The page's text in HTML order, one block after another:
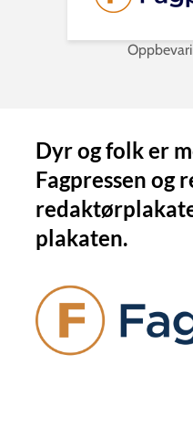
Dyr og folk er
Fagpressen og
plakaten.